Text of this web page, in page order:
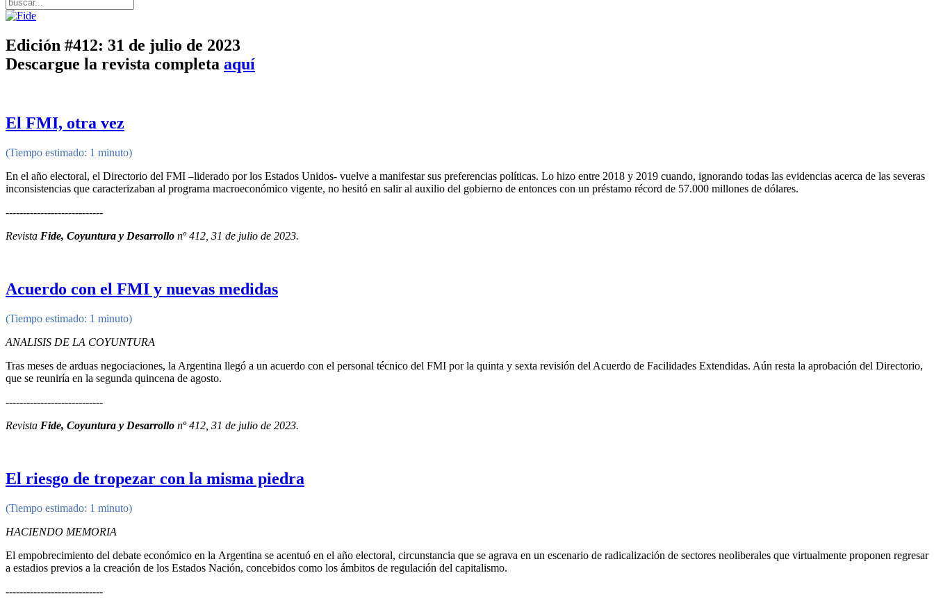
Edición #412: 31 de julio de 2023
Descargue la revista completa aquí
El FMI, otra vez
(Tiempo estimado: 1 minuto)
En el año electoral, el Directorio del FMI –liderado por los Estados Unidos- vuelve a manifestar sus preferencias políticas. Lo hizo entre 2018 y 2019 cuando, ignorando todas las evidencias acerca de las severas
inconsistencias que caracterizaban al programa macroeconómico vigente, no hesitó en salir al auxilio del gobierno de entonces con un préstamo récord de 57.000 millones de dólares.
----------------------------
Revista Fide, Coyuntura y Desarrollo nº 412, 31 de julio de 2023.
Acuerdo con el FMI y nuevas medidas
(Tiempo estimado: 1 minuto)
ANALISIS DE LA COYUNTURA
Tras meses de arduas negociaciones, la Argentina llegó a un acuerdo con el personal técnico del FMI por la quinta y sexta revisión del Acuerdo de Facilidades Extendidas. Aún resta la aprobación del Directorio,
que se reuniría en la segunda quincena de agosto.
----------------------------
Revista Fide, Coyuntura y Desarrollo nº 412, 31 de julio de 2023.
El riesgo de tropezar con la misma piedra
(Tiempo estimado: 1 minuto)
HACIENDO MEMORIA
El empobrecimiento del debate económico en la Argentina se acentuó en el año electoral, circunstancia que se agrava en un escenario de radicalización de sectores neoliberales que virtualmente proponen regresar
a estadios previos a la creación de los Estados Nación, concebidos como los ámbitos de regulación del capitalismo.
----------------------------